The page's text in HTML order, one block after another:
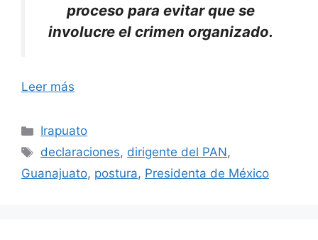
proceso para evitar que se
involucre el crimen organizado.
Leer más
Categorías
Irapuato
Etiquetas
declaraciones, dirigente del PAN,
Guanajuato, postura, Presidenta de México